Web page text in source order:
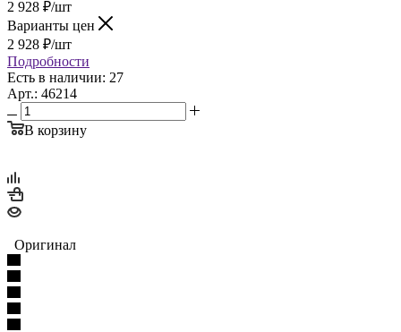
2 928 ₽/шт
Варианты цен
2 928 ₽/шт
Подробности
Есть в наличии: 27
Арт.: 46214
В корзину
Оригинал